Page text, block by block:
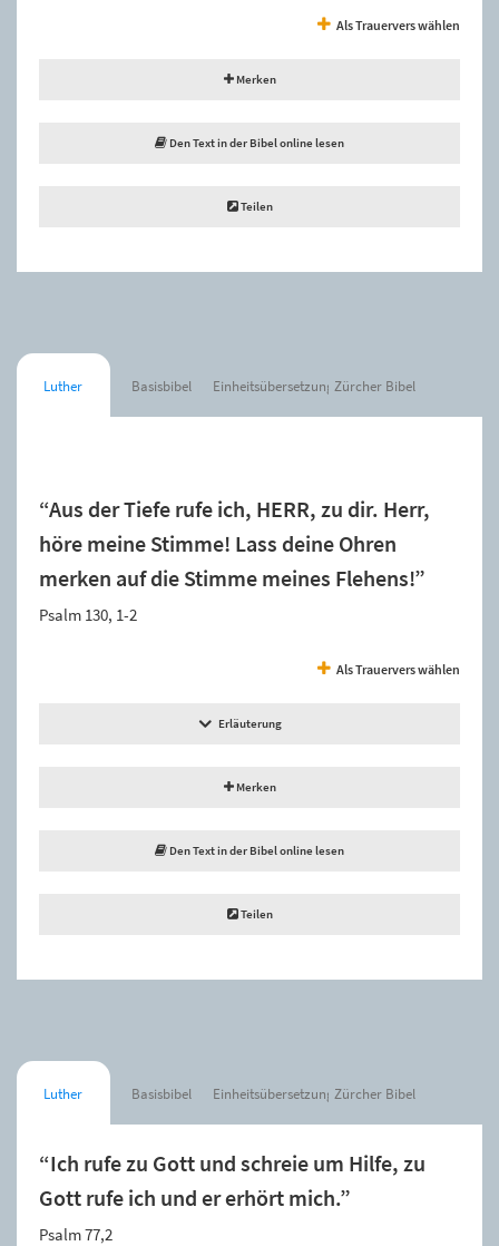
Als Trauervers wählen
Merken
Den Text in der Bibel online lesen
Teilen
Luther Basisbibel Einheitsübersetzung Zürcher Bibel
“Aus der Tiefe rufe ich, HERR, zu dir. Herr,
höre meine Stimme! Lass deine Ohren
merken auf die Stimme meines Flehens!”
Psalm 130, 1-2
Als Trauervers wählen
Erläuterung
Merken
Den Text in der Bibel online lesen
Teilen
Luther Basisbibel Einheitsübersetzung Zürcher Bibel
“Ich rufe zu Gott und schreie um Hilfe, zu
Gott rufe ich und er erhört mich.”
Psalm 77,2